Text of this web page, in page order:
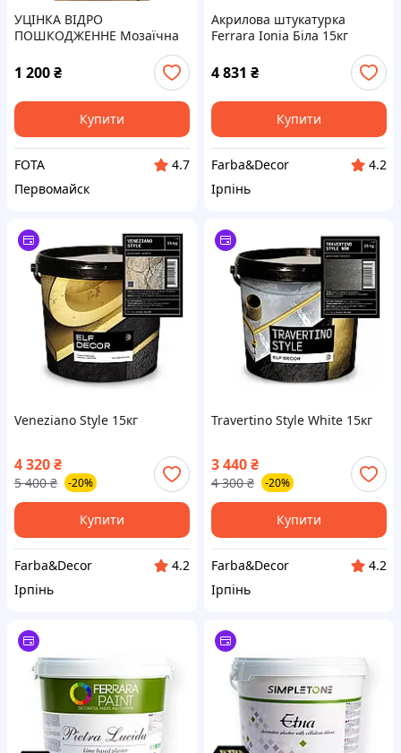
УЦІНКА ВІДРО
ПОШКОДЖЕННЕ Мозаїчна
декоративна штукатурка
AIWEX AW-40(байрамікс)
Відро 25 кг фракція 1,5 мм С
527
1 200₴
Купити
FOTA
4.7
Первомайск
Акрилова штукатурка
Ferrara Ionia Біла 15кг
4 831 ₴
Купити
Farba&Decor
4.2
Ірпінь
Veneziano Style 15кг
4 320₴
5 400 ₴ -20%
Купити
Farba&Decor
4.2
Ірпінь
Travertino Style White 15кг
3 440₴
4 300 ₴ -20%
Купити
Farba&Decor
4.2
Ірпінь